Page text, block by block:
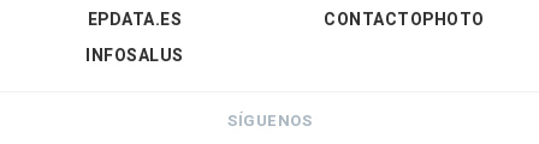
EPDATA.ES
INFOSALUS
CONTACTOPHOTO
SÍGUENOS